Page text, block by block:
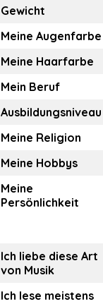
Gewicht
Meine Augenfarbe
Meine Haarfarbe
Mein Beruf
Ausbildungsniveau
Meine Religion
Meine Hobbys
Meine
Persönlichkeit
Ich liebe diese Art
von Musik
Ich lese meistens